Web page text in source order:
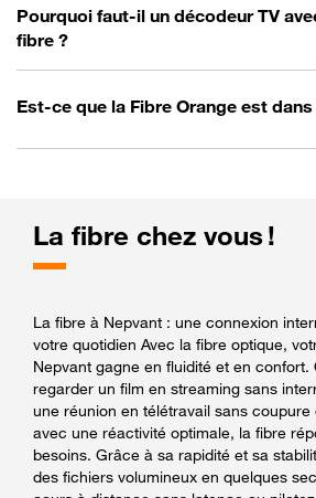
Pourquoi faut-il un décodeur TV
fibre ?
Est-ce que la Fibre Orange est
La fibre chez vous !
La fibre à Nepvant : une connexion
votre quotidien Avec la fibre optique,
Nepvant gagne en fluidité et en confort.
regarder un film en streaming sans
une réunion en télétravail sans coupure
avec une réactivité optimale, la fibre
besoins. Grâce à sa rapidité et sa
des fichiers volumineux en quelques